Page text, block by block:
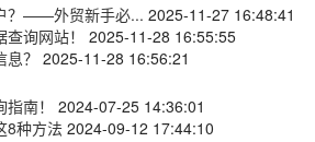
？——外贸新手必... 2025-11-27 16:48:41
询网站！
2025-11-28 16:55:55
？ 2025-11-28 16:56:21
南！
2024-07-25 14:36:01
8种方法 2024-09-12 17:44:10